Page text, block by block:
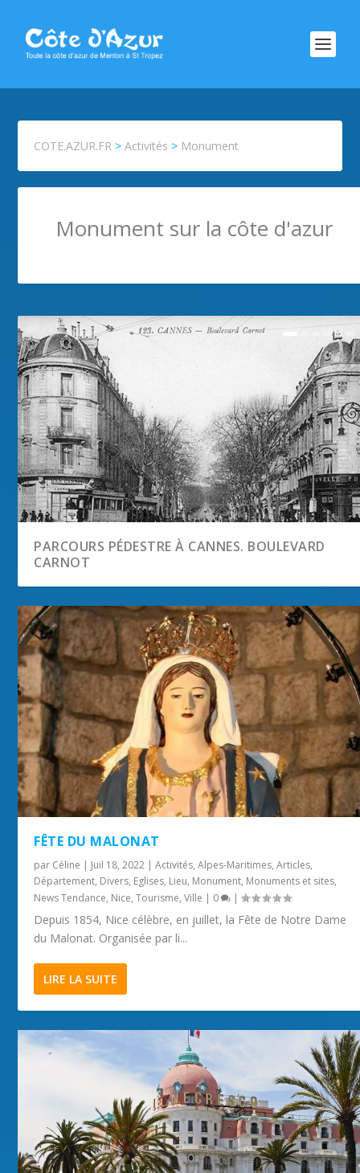
COTE.AZUR.FR >Activités > Monument
Monument sur la côte d'azur
PARCOURS PÉDESTRE À CANNES. BOULEVARD
CARNOT
PARCOURS PÉDESTRE À CANNES. QUARTIER
RUSSE
JOURNÉES DU PATRIMOINE DANS LES ALPES-
MARITIMES
VISITE GUIDÉE DU QUARTIER PRADO RÉPUBLIQUE
À CANNE...
VISITE GUIDÉE DU QUARTIER MONTFLEURY À
CANNES
PARCOURS PÉDESTRE – QUARTIER PRADO-
RÉPUBLIQU...
FÊTE DU MALONAT
par Céline | Juil 18, 2022 |Activités,Alpes-Maritimes,Articles,
Département, Divers, Eglises, Lieu, Monument, Monuments et sites,
News Tendance, Nice,Tourisme,Ville | 0 |
Depuis 1854, Nice célèbre, en juillet, la Fête de Notre Dame
du Malonat. Organisée par li...
LIRE LA SUITE